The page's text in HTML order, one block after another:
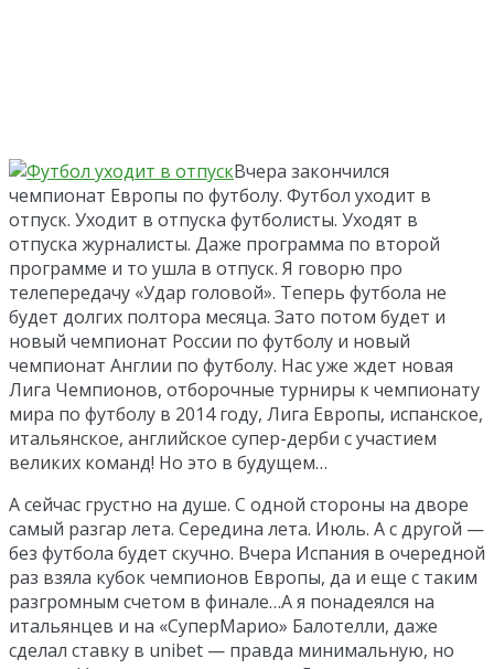
Вчера закончился
чемпионат Европы по футболу. Футбол уходит в
отпуск. Уходит в отпуска футболисты. Уходят в
отпуска журналисты. Даже программа по второй
программе и то ушла в отпуск. Я говорю про
телепередачу «Удар головой». Теперь футбола не
будет долгих полтора месяца. Зато потом будет и
новый чемпионат России по футболу и новый
чемпионат Англии по футболу. Нас уже ждет новая
Лига Чемпионов, отборочные турниры к чемпионату
мира по футболу в 2014 году, Лига Европы, испанское,
итальянское, английское супер-дерби с участием
великих команд! Но это в будущем…
А сейчас грустно на душе. С одной стороны на дворе
самый разгар лета. Середина лета. Июль. А с другой —
без футбола будет скучно. Вчера Испания в очередной
раз взяла кубок чемпионов Европы, да и еще с таким
разгромным счетом в финале…А я понадеялся на
итальянцев и на «СуперМарио» Балотелли, даже
сделал ставку в unibet — правда минимальную, но